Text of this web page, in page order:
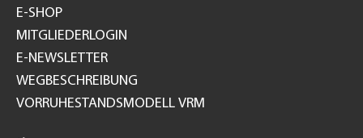
E-SHOP
MITGLIEDERLOGIN
E-NEWSLETTER
WEGBESCHREIBUNG
VORRUHESTANDSMODELL VRM